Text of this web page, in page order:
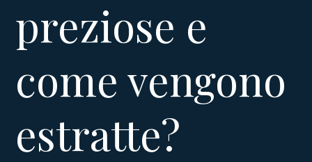
preziose e
come vengono
estratte?